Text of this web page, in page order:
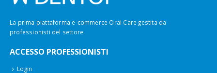
La prima piattaforma e-commerce Oral Care gestita da
professionisti del settore.
ACCESSO PROFESSIONISTI
Login